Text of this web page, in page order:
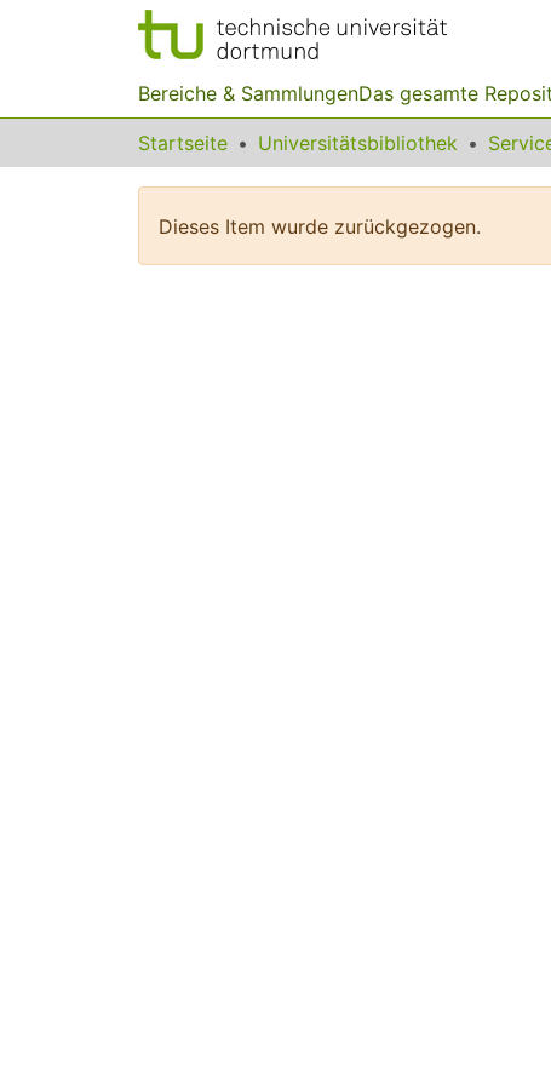
Bereiche & SammlungenDas gesamte
Startseite Universitätsbibliothek
Dieses Item wurde zurückgezogen.